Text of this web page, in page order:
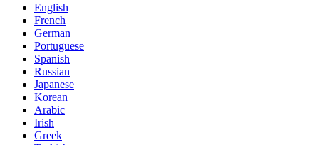
English
French
German
Portuguese
Spanish
Russian
Japanese
Korean
Arabic
Irish
Greek